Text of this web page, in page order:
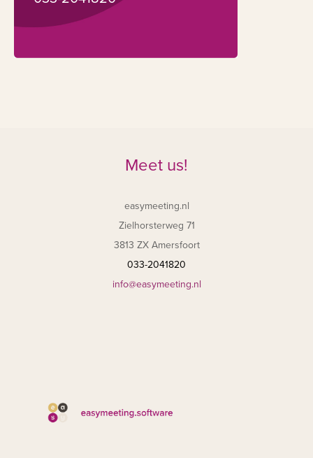
Meet us!
easymeeting.nl
Zielhorsterweg 71
3813 ZX Amersfoort
033-2041820
info@easymeeting.nl